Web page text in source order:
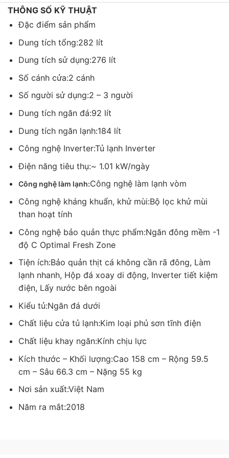
bạn.
Dung tích tủ lạnh tới 276 lít
Chiếc tủ lạnh tủ lạnh 2 cửa này với dung tích 276 lít sẽ
hỗ trợ tốt cho các hộ gia đình có từ 2 – 3 thành viên,
bạn sẽ thoải mái hơn khi có thể tích trữ được nhiều
thực phẩm.
Tiện lợi hơn với ngăn lấy nước bên ngoài
Sản phẩm này có thiết kế ngăn lấy nước bên ngoài với
dung tích tới 2 lít, bạn sẽ có ngay những cốc nước mát
THÔNG SỐ KỸ THUẬT
Đặc điểm sản phẩm
Dung tích tổng:282 lít
Dung tích sử dụng:276 lít
Số cánh cửa:2 cánh
Số người sử dụng:2 – 3 người
Dung tích ngăn đá:92 lít
Dung tích ngăn lạnh:184 lít
Công nghệ Inverter:Tủ lạnh Inverter
Điện năng tiêu thụ:~ 1.01 kW/ngày
Công nghệ làm lạnh:Công nghệ làm lạnh vòm
Công nghệ kháng khuẩn, khử mùi:Bộ lọc khử mùi
than hoạt tính
Công nghệ bảo quản thực phẩm:Ngăn đông mềm -1
độ C Optimal Fresh Zone
Tiện ích:Bảo quản thịt cá không cần rã đông, Làm
lạnh nhanh, Hộp đá xoay di động, Inverter tiết kiệm
điện, Lấy nước bên ngoài
Kiểu tủ:Ngăn đá dưới
Chất liệu cửa tủ lạnh:Kim loại phủ sơn tĩnh điện
Chất liệu khay ngăn:Kính chịu lực
Kích thước – Khối lượng:Cao 158 cm – Rộng 59.5
cm – Sâu 66.3 cm – Nặng 55 kg
Nơi sản xuất:Việt Nam
Năm ra mắt:2018